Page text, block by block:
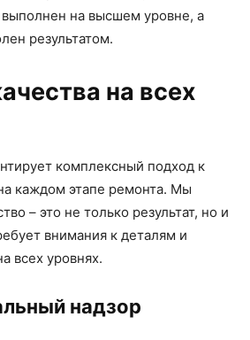
на высшем уровне, а
результатом.
на всех
комплексный подход к
каждом этапе ремонта. Мы
– это не только результат, но и
внимания к деталям и
всех уровнях.
надзор